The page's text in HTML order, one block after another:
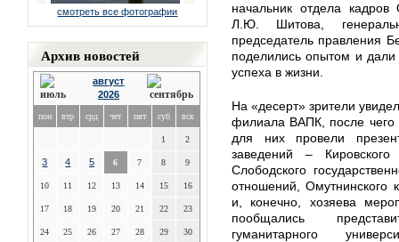
смотреть все фотографии
Архив новостей
август
2026
пон втр срд чет пят суб вск
1 2
3 4 5 6 7 8 9
10 11 12 13 14 15 16
17 18 19 20 21 22 23
24 25 26 27 28 29 30
начальник отдела
Л.Ю. Шитова,
председатель правления
поделились опытом и дали
успеха в жизни.
На «десерт» зрители
филиала ВАПК, после чего
для них провели
заведений – Кировского
Слободского
отношений, Омутнинского
и, конечно, хозяева
пообщались
гуманитарного